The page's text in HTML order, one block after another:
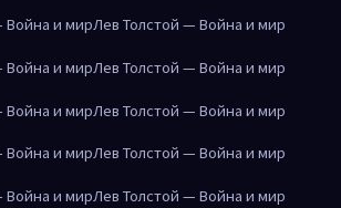
Война и мирЛев Толстой — Война и мир
Война и мирЛев Толстой — Война и мир
Война и мирЛев Толстой — Война и мир
Война и мирЛев Толстой — Война и мир
Война и мирЛев Толстой — Война и мир